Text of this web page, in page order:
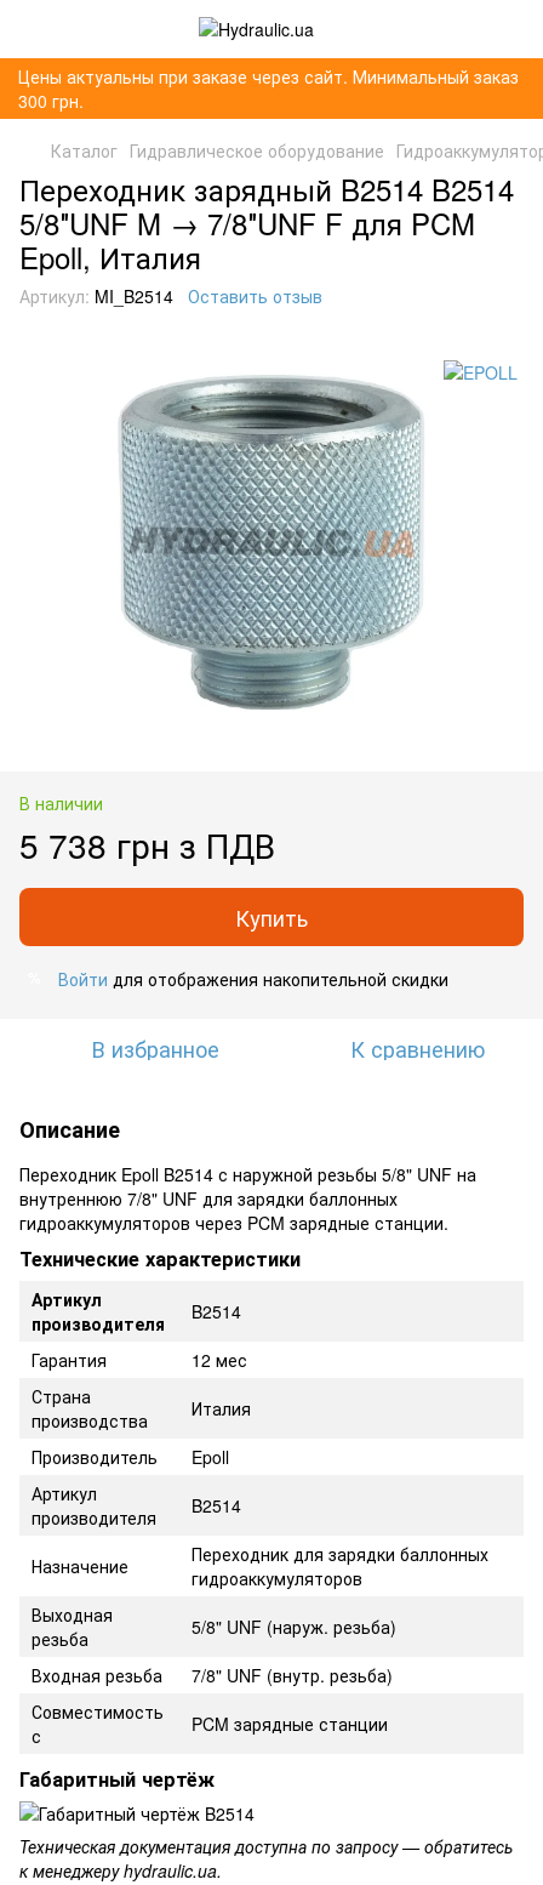
Цены актуальны при заказе через сайт. Минимальный заказ
300 грн.
Каталог Гидравлическое оборудование
Переходник зарядный B2514 B2514
5/8″UNF M → 7/8″UNF F для PCM
Epoll, Италия
Артикул: MI_B2514 Оставить отзыв
В наличии
5 738 грн з ПДВ
Купить
Войти для отображения накопительной скидки
В избранное К сравнению
Описание
Переходник Epoll B2514 с наружной резьбы 5/8" UNF на
внутреннюю 7/8" UNF для зарядки баллонных
гидроаккумуляторов через PCM зарядные станции.
Технические характеристики
Артикул
производителя
B2514
Гарантия
12 мес
Страна
производства
Италия
Производитель
Epoll
Артикул
производителя
B2514
Назначение
Переходник для зарядки баллонных
гидроаккумуляторов
Выходная
резьба
5/8" UNF (наруж. резьба)
Входная резьба
7/8" UNF (внутр. резьба)
Совместимость
с
PCM зарядные станции
Габаритный чертёж
Техническая документация доступна по запросу — обратитесь
к менеджеру hydraulic.ua.